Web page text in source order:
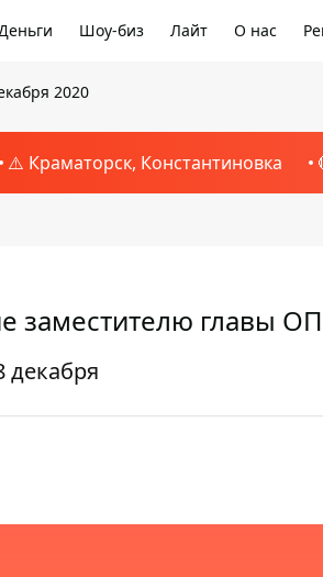
Шоу-биз Лайт О нас
2020
⚠️ Краматорск, Константиновка
заместителю главы ОП